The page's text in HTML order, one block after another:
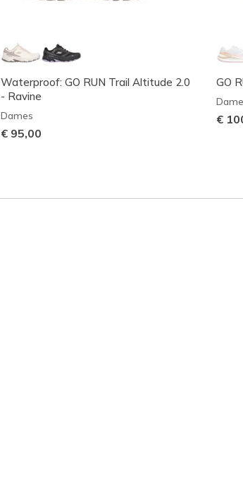
Waterproof: GO RUN Trail Altitude 2.0
- Ravine
Dames
€ 95,00
GO
€